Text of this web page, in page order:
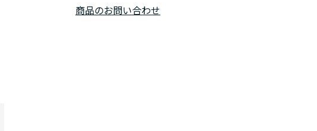
商品のお問い合わせ